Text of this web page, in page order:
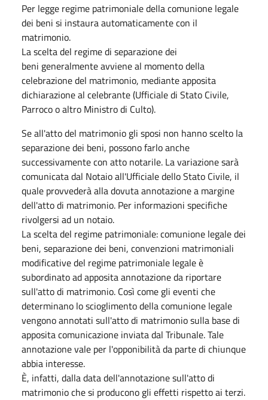
Per legge regime patrimoniale della comunione legale
dei beni si instaura automaticamente con il
matrimonio.
La scelta del regime di separazione dei
beni generalmente avviene al momento della
celebrazione del matrimonio, mediante apposita
dichiarazione al celebrante (Ufficiale di Stato Civile,
Parroco o altro Ministro di Culto).
Se all'atto del matrimonio gli sposi non hanno scelto la
separazione dei beni, possono farlo anche
successivamente con atto notarile. La variazione sarà
comunicata dal Notaio all'Ufficiale dello Stato Civile, il
quale provvederà alla dovuta annotazione a margine
dell'atto di matrimonio. Per informazioni specifiche
rivolgersi ad un notaio.
La scelta del regime patrimoniale: comunione legale dei
beni, separazione dei beni, convenzioni matrimoniali
modificative del regime patrimoniale legale è
subordinato ad apposita annotazione da riportare
sull'atto di matrimonio. Così come gli eventi che
determinano lo scioglimento della comunione legale
vengono annotati sull'atto di matrimonio sulla base di
apposita comunicazione inviata dal Tribunale. Tale
annotazione vale per l'opponibilità da parte di chiunque
abbia interesse.
È, infatti, dalla data dell'annotazione sull'atto di
matrimonio che si producono gli effetti rispetto ai terzi.